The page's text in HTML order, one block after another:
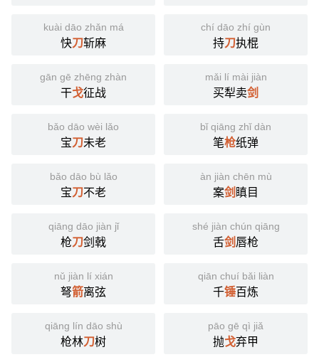
kuài dāo zhǎn má
快刀斩麻
chí dāo zhí gùn
持刀执棍
gān gē zhēng zhàn
干戈征战
mǎi lí mài jiàn
买犁卖剑
bǎo dāo wèi lǎo
宝刀未老
bǐ qiāng zhǐ dàn
笔枪纸弹
bǎo dāo bù lǎo
宝刀不老
àn jiàn chēn mù
案剑 瞋目
qiāng dāo jiàn jǐ
枪刀剑戟
shé jiàn chún qiāng
舌剑 唇枪
nǔ jiàn lí xián
弩箭离弦
qiān chuí bǎi liàn
千锤百炼
qiāng lín dāo shù
枪林刀树
pāo gē qì jiǎ
抛戈弃甲